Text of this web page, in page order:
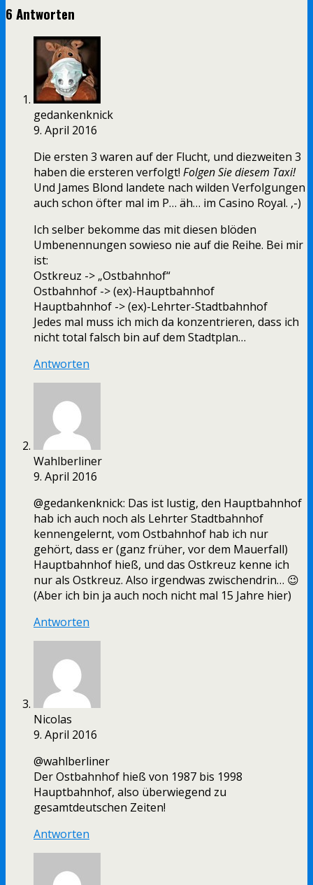
6 Antworten
gedankenknick
9. April 2016
Die ersten 3 waren auf der Flucht, und diezweiten 3
haben die ersteren verfolgt! Folgen Sie diesem Taxi!
Und James Blond landete nach wilden Verfolgungen
auch schon öfter mal im P… äh… im Casino Royal. ,-)
Ich selber bekomme das mit diesen blöden
Umbenennungen sowieso nie auf die Reihe. Bei mir
ist:
Ostkreuz -> „Ostbahnhof“
Ostbahnhof -> (ex)-Hauptbahnhof
Hauptbahnhof -> (ex)-Lehrter-Stadtbahnhof
Jedes mal muss ich mich da konzentrieren, dass ich
nicht total falsch bin auf dem Stadtplan…
Antworten
Wahlberliner
9. April 2016
@gedankenknick: Das ist lustig, den Hauptbahnhof
hab ich auch noch als Lehrter Stadtbahnhof
kennengelernt, vom Ostbahnhof hab ich nur
gehört, dass er (ganz früher, vor dem Mauerfall)
Hauptbahnhof hieß, und das Ostkreuz kenne ich
nur als Ostkreuz. Also irgendwas zwischendrin… 😉
(Aber ich bin ja auch noch nicht mal 15 Jahre hier)
Antworten
Nicolas
9. April 2016
@wahlberliner
Der Ostbahnhof hieß von 1987 bis 1998
Hauptbahnhof, also überwiegend zu
gesamtdeutschen Zeiten!
Antworten